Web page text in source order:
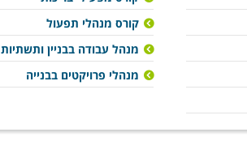
קורס מנהלי תפעול
מנהל עבודה בבניין ותשתיות
מנהלי פרויקטים בבנייה